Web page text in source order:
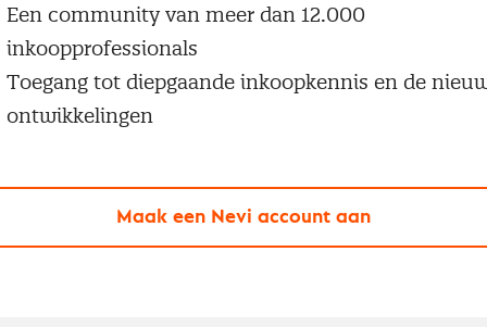
Een community van meer dan 12.000
inkoopprofessionals
Toegang tot diepgaande inkoopkennis en de
ontwikkelingen
Maak een Nevi account aan